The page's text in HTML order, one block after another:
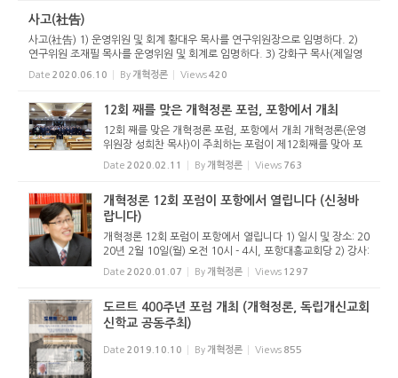
사고(社告)
사고(社告) 1) 운영위원 및 회계 황대우 목사를 연구위원장으로 임명하다. 2)
연구위원 조재필 목사를 운영위원 및 회계로 임명하다. 3) 강화구 목사(제일영
도교회 담임)를 연구위원에 임명하다. 2020년 3월 10일 개혁정론 운영위원장
Date 2020.06.10 By 개혁정론 Views420
12회 째를 맞은 개혁정론 포럼, 포항에서 개최
12회 째를 맞은 개혁정론 포럼, 포항에서 개최 개혁정론(운영
위원장 성희찬 목사)이 주최하는 포럼이 제12회째를 맞아 포
항에서 열렸다. 2020년 2월 10일(월) 오전 10시 포항대흥교
회당에서 개최한 이번 포럼은 “찾아오시는 하나님”이라는 주
Date 2020.02.11 By 개혁정론 Views 763
개혁정론 12회 포럼이 포항에서 열립니다 (신청바
랍니다)
개혁정론 12회 포럼이 포항에서 열립니다 1) 일시 및 장소: 20
20년 2월 10일(월) 오전 10시 - 4시, 포항대흥교회당 2) 강사:
권기현 목사(로뎀장로교회) 3) 주제: 찾아오시는 하나님 (1) 예
배를 통해 찾아오시는 하나님 (2) 장로를 통해 찾아오시는 하
Date 2020.01.07 By 개혁정론 Views 1297
도르트 400주년 포럼 개최 (개혁정론, 독립개신교회
신학교 공동주최)
Date 2019.10.10 By 개혁정론 Views 855